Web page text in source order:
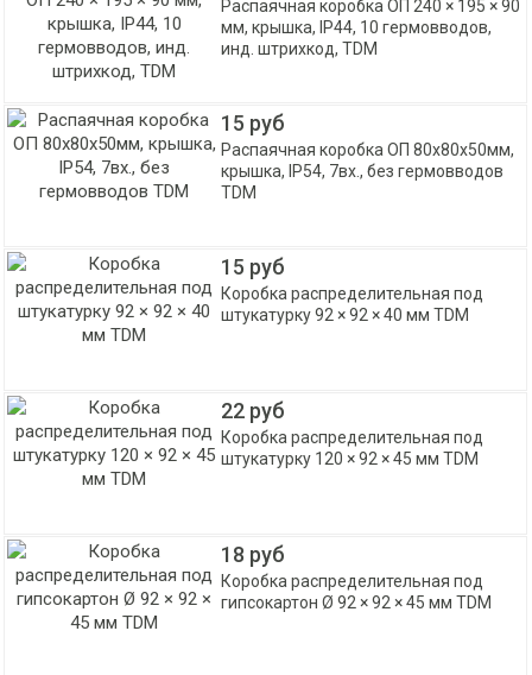
Распаячная коробка ОП 240 × 195 × 90
мм, крышка, IP44, 10 гермовводов,
инд. штрихкод, TDM
15 руб
Распаячная коробка ОП 80х80х50мм,
крышка, IP54, 7вх., без гермовводов
TDM
15 руб
Коробка распределительная под
штукатурку 92 × 92 × 40 мм TDM
22 руб
Коробка распределительная под
штукатурку 120 × 92 × 45 мм TDM
18 руб
Коробка распределительная под
гипсокартон Ø 92 × 92 × 45 мм TDM